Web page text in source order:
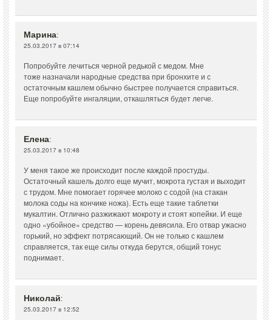
Марина:
25.03.2017 в 07:14
Попробуйте лечиться черной редькой с медом. Мне
тоже назначали народные средства при бронхите и с
остаточным кашлем обычно быстрее получается справиться.
Еще попробуйте ингаляции, откашляться будет легче.
Елена:
25.03.2017 в 10:48
У меня такое же происходит после каждой простуды.
Остаточный кашель долго еще мучит, мокрота густая и выходит
с трудом. Мне помогает горячее молоко с содой (на стакан
молока соды на кончике ножа). Есть еще такие таблетки
мукалтин. Отлично разжижают мокроту и стоят копейки. И еще
одно «убойное» средство — корень девясила. Его отвар ужасно
горький, но эффект потрясающий. Он не только с кашлем
справляется, так еще силы откуда берутся, общий тонус
поднимает.
Николай:
25.03.2017 в 12:52